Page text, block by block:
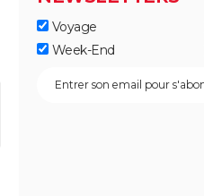
Voyage
Week-End